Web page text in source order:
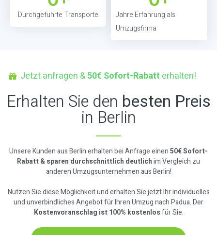
Durchgeführte Transporte
Jahre Erfahrung als
Umzugsfirma
Jetzt anfragen &50€ Sofort-Rabatt erhalten!
Erhalten Sie den besten Preis
in Berlin
Unsere Kunden aus Berlin erhalten bei Anfrage einen50€ Sofort-
Rabatt & sparen durchschnittlich deutlichim Vergleich zu
anderen Umzugsunternehmen aus Berlin!
Nutzen Sie diese Möglichkeit und erhalten Sie jetzt Ihr individuelles
und unverbindliches Angebot für Ihren Umzug nach Padua. Der
Kostenvoranschlag ist 100% kostenlosfür Sie.